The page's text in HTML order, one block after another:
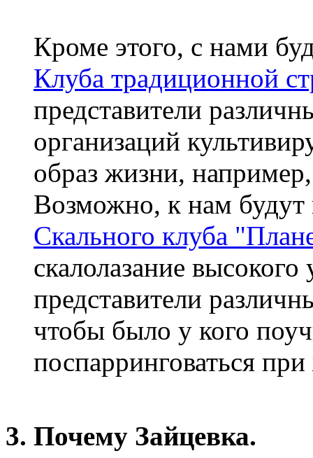
Кроме этого, с нами
Клуба традиционной
представители
организаций
образ жизни,
Возможно, к нам будут
Скального клуба
скалолазание
представители
чтобы было у кого
поспарринговаться
3. Почему Зайцевка.